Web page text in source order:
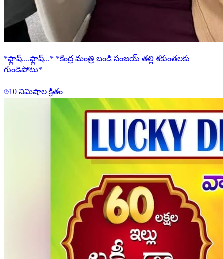
*ఫ్లాష్....ఫ్లాష్...* *కేంద్ర మంత్రి బండి సంజయ్ తల్లి శకుంతలకు
గుండెపోటు*
10 నిమిషాల క్రితం